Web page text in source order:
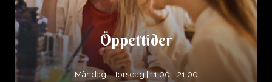
Öppettider
Måndag - Torsdag | 11:00 - 21:00